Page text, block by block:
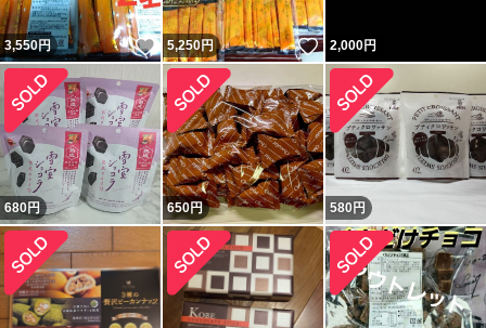
3,550円 いいね！
5,250円 いいね！
2,000円
680円 650円 580円